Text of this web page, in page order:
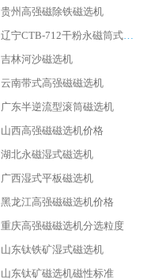
贵州高强磁除铁磁选机
辽宁CTB-712干粉永磁筒式磁选机
吉林河沙磁选机
云南带式高强磁磁选机
广东半逆流型滚筒磁选机
山西高强磁磁选机价格
湖北永磁湿式磁选机
广西湿式平板磁选机
黑龙江高强磁磁选机价格
重庆高强磁磁选机分选粒度
山东钛铁矿湿式磁选机
山东钛矿磁选机磁性标准